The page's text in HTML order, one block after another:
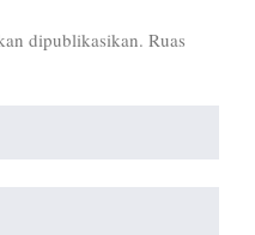
dipublikasikan. Ruas